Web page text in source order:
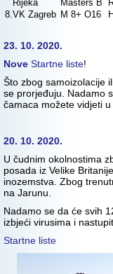
Rijeka
Masters B
8.VK Zagreb M 8+ O16
23. 10. 2020.
Nove Startne liste!
Što zbog samoizolacije
se prorjeđuju. Nadamo
čamaca možete vidjeti
20. 10. 2020.
U čudnim okolnostima
posada iz Velike
inozemstva. Zbog
na Jarunu.
Nadamo se da će svih
izbjeći virusima i
Startne liste